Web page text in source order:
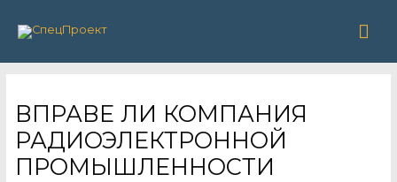
ВПРАВЕ ЛИ КОМПАНИЯ
РАДИОЭЛЕКТРОННОЙ
ПРОМЫШЛЕННОСТИ